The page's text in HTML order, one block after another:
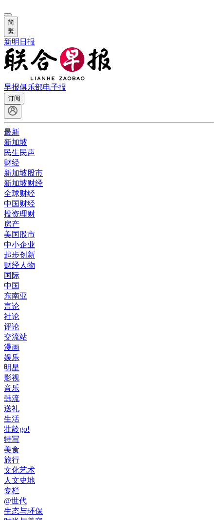
简
繁
新明日报
早报俱乐部电子报
订阅
最新
新加坡
民生民声
财经
新加坡股市
新加坡财经
全球财经
中国财经
投资理财
房产
美国股市
中小企业
起步创新
财经人物
国际
中国
东南亚
言论
社论
评论
交流站
漫画
娱乐
明星
影视
音乐
韩流
送礼
生活
壮龄go!
特写
美食
旅行
文化艺术
人文史地
专栏
@世代
生态与环保